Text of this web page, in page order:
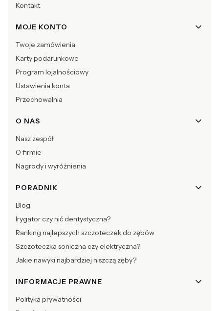
Kontakt
MOJE KONTO
Twoje zamówienia
Karty podarunkowe
Program lojalnościowy
Ustawienia konta
Przechowalnia
O NAS
Nasz zespół
O firmie
Nagrody i wyróżnienia
PORADNIK
Blog
Irygator czy nić dentystyczna?
Ranking najlepszych szczoteczek do zębów
Szczoteczka soniczna czy elektryczna?
Jakie nawyki najbardziej niszczą zęby?
INFORMACJE PRAWNE
Polityka prywatności